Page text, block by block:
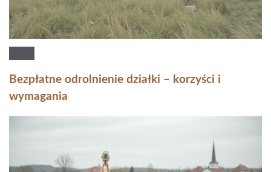
Bezpłatne odrolnienie działki – korzyści i
wymagania